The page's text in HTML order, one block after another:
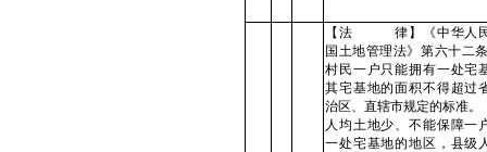
【法 律】《中华人
国土地管理法》第六十二
村民一户只能拥有一处宅
其宅基地的面积不得超过
治区、直辖市规定的标准。
人均土地少、不能保障一
一处宅基地的地区，县级